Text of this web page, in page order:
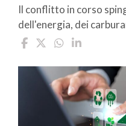
Il conflitto in corso
dell'energia, dei